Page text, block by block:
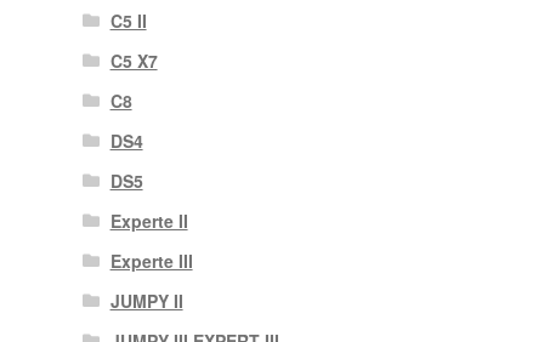
C5 II
C5 X7
C8
DS4
DS5
Experte II
Experte III
JUMPY II